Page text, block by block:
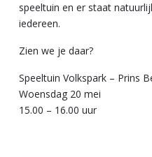
speeltuin en er staat
iedereen.
Zien we je daar?
Speeltuin Volkspark – Prins
Woensdag 20 mei
15.00 – 16.00 uur